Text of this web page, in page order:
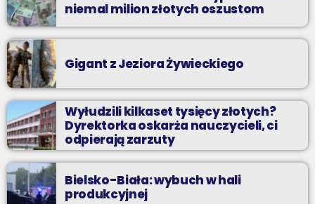
niemal milion złotych oszustom
Gigant z Jeziora Żywieckiego
Wyłudzili kilkaset tysięcy złotych?
Dyrektorka oskarża nauczycieli, ci
odpierają zarzuty
Bielsko-Biała: wybuch w hali
produkcyjnej